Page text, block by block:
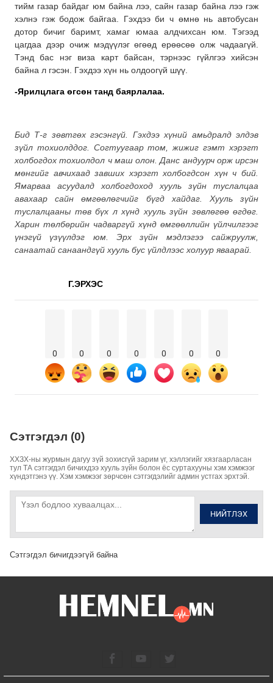
тийм газар байдаг юм байна лээ, сайн газар байна лээ гэж
хэлнэ гэж бодож байгаа. Гэхдээ би ч өмнө нь автобусан
дотор бичиг баримт, хамаг юмаа алдчихсан юм. Тэгээд
цагдаа дээр очиж мэдүүлэг өгөөд ерөөсөө олж чадаагүй.
Тэнд бас нэг виза карт байсан, тэрнээс гүйлгээ хийсэн
байна л гэсэн. Гэхдээ хүн нь олдоогүй шүү.
-Ярилцлага өгсөн танд баярлалаа.
Бид Т-г зөвтгөх гэсэнгүй. Гэхдээ хүний амьдралд элдэв
зүйл тохиолддог. Согтуугаар том, жижиг гэмт хэрэгт
холбогдох тохиолдол ч маш олон. Данс андуурч орж ирсэн
мөнгийг авчихаад завших хэрэгт холбогдсон хүн ч бий.
Ямарваа асуудалд холбогдоход хууль зүйн туслалцаа
авахаар сайн өмгөөлөгчийг бүгд хайдаг. Хууль зүйн
туслалцааны төв бүх л хүнд хууль зүйн зөвлөгөө өгдөг.
Харин төлбөрийн чадваргүй хүнд өмгөөллийн үйлчилгээг
үнэгүй үзүүлдэг юм. Эрх зүйн мэдлэгээ сайжруулж,
санаатай санаандгүй хууль бус үйлдлээс холуур яваарай.
Г.ЭРХЭС
0 0 0 0 0 0 0
Сэтгэгдэл (0)
ХХЗХ-ны журмын дагуу зүй зохисгүй зарим үг, хэллэгийг хязгаарласан
тул ТА сэтгэгдэл бичихдээ хууль зүйн болон ёс суртахууны хэм хэмжээг
хүндэтгэнэ үү. Хэм хэмжээг зөрчсөн сэтгэгдэлийг админ устгах эрхтэй.
НИЙТЛЭХ
Сэтгэгдэл бичигдээгүй байна